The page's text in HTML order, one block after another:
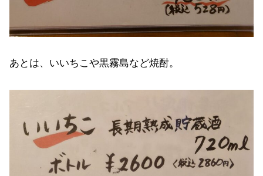
あとは、いいちこや黒霧島など焼酎。